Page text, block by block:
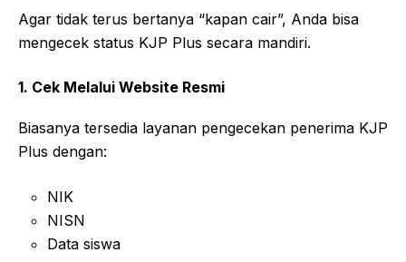
Agar tidak terus bertanya “kapan cair”, Anda bisa
mengecek status KJP Plus secara mandiri.
1. Cek Melalui Website Resmi
Biasanya tersedia layanan pengecekan penerima KJP
Plus dengan:
NIK
NISN
Data siswa